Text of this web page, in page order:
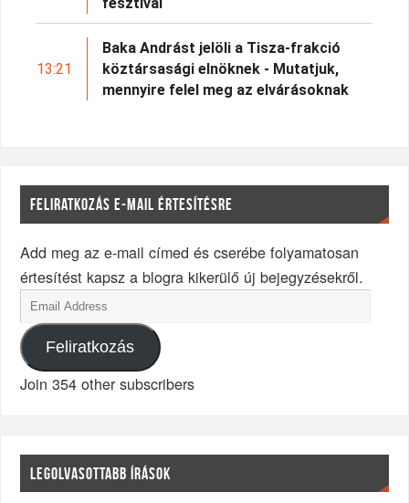
13:21
Baka Andrást jelöli a Tisza-frakció
köztársasági elnöknek - Mutatjuk,
mennyire felel meg az elvárásoknak
FELIRATKOZÁS E-MAIL ÉRTESÍTÉSRE
Add meg az e-mail címed és cserébe folyamatosan
értesítést kapsz a blogra kikerülő új bejegyzésekről.
Feliratkozás
Join 354 other subscribers
LEGOLVASOTTABB ÍRÁSOK